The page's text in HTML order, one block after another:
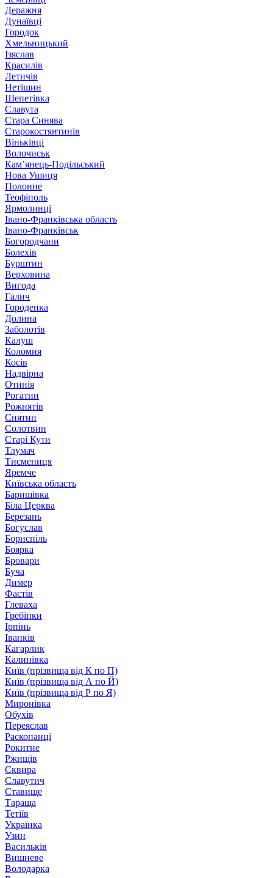
Деражня
Дунаївці
Городок
Хмельницький
Ізяслав
Красилів
Летичів
Нетішин
Шепетівка
Славута
Стара Синява
Старокостянтинів
Віньківці
Волочиськ
Кам’янець-Подільський
Нова Ушиця
Полонне
Теофіполь
Ярмолинці
Івано-Франківська область
Івано-Франківськ
Богородчани
Болехів
Бурштин
Верховина
Вигода
Галич
Городенка
Долина
Заболотів
Калуш
Коломия
Косів
Надвірна
Отинія
Рогатин
Рожнятів
Снятин
Солотвин
Старі Кути
Тлумач
Тисмениця
Яремче
Київська область
Баришівка
Біла Церква
Березань
Богуслав
Бориспіль
Боярка
Бровари
Буча
Димер
Фастів
Глеваха
Гребінки
Ірпінь
Іванків
Кагарлик
Калинівка
Київ (прізвища від К по П)
Київ (прізвища від А по Й)
Київ (прізвища від Р по Я)
Миронівка
Обухів
Переяслав
Раскопанці
Рокитне
Ржищів
Сквира
Славутич
Ставище
Тараща
Тетіїв
Українка
Узин
Васильків
Вишневе
Володарка